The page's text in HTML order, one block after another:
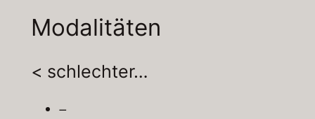
Modalitäten
< schlechter…
–